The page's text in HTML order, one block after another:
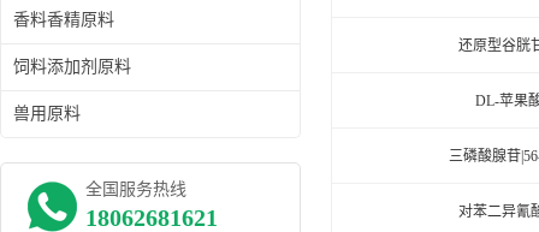
香料香精原料
饲料添加剂原料
兽用原料
全国服务热线
18062681621
还原型谷胱
DL-苹果
三磷酸腺苷
对苯二异氰